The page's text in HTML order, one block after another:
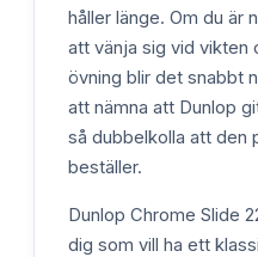
håller länge. Om du är
att vänja sig vid vikten
övning blir det snabbt
att nämna att Dunlop
så dubbelkolla att den
beställer.
Dunlop Chrome Slide
dig som vill ha ett